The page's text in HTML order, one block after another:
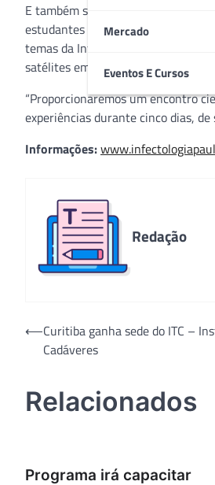
Mercado
Eventos E Cursos
E também serão oferecidos dez
estudantes e programas de
temas da Infectologia ao mesmo
satélites em horários pré-definidos.
“Proporcionaremos um encontro
experiências durante cinco dias,
Informações:
Redação
Navegação
⟵Curitiba ganha sede do ITC –
Cadáveres
Relacionados
Programa irá capacitar